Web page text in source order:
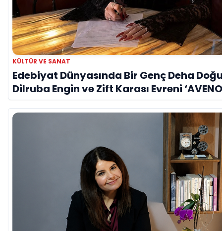
KÜLTÜR VE SANAT
Edebiyat Dünyasında Bir Genç Deha
Dilruba Engin ve Zift Karası Evreni